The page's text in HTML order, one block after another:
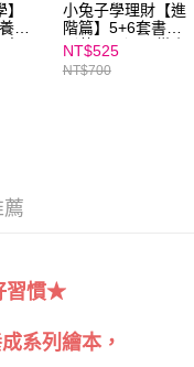
套
緒
氣
小兔子學理財【進
階篇】5+6套書
（共兩冊）：從小
練習聰明消費、動
腦賺錢，創造物質
NT$525
NT$700
薦
習慣★
系列繪本，